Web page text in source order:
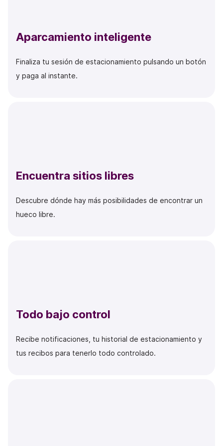
Aparcamiento inteligente
Finaliza tu sesión de estacionamiento pulsando un botón
y paga al instante.
Encuentra sitios libres
Descubre dónde hay más posibilidades de encontrar un
hueco libre.
Todo bajo control
Recibe notificaciones, tu historial de estacionamiento y
tus recibos para tenerlo todo controlado.